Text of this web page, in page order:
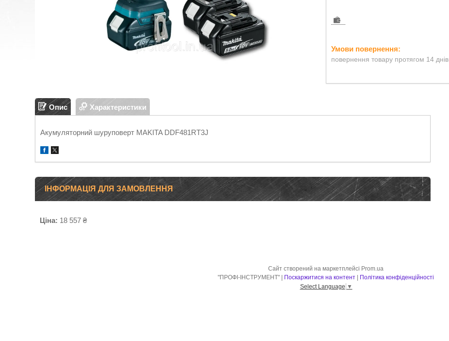
повернення товару протягом 14 днів
Опис Характеристики
Акумуляторний шуруповерт MAKITA DDF481RT3J
ІНФОРМАЦІЯ ДЛЯ ЗАМОВЛЕННЯ
Ціна: 18 557 ₴
Сайт створений на маркетплейсі Prom.ua
Поскаржитися на контент
Політика конфіденційності
Select Language ▼